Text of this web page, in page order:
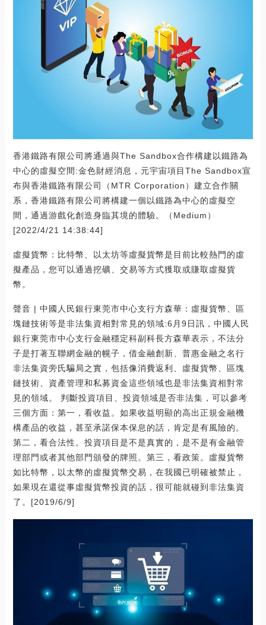
香港鐵路有限公司將通過與The Sandbox合作構建以鐵路為
中心的虛擬空間:金色財經消息，元宇宙項目The Sandbox宣
布與香港鐵路有限公司（MTR Corporation）建立合作關
系，香港鐵路有限公司將構建一個以鐵路為中心的虛擬空
間，通過游戲化創造身臨其境的體驗。（Medium）
[2022/4/21 14:38:44]
虛擬貨幣：比特幣、以太坊等虛擬貨幣是目前比較熱門的虛
擬產品，您可以通過挖礦、交易等方式獲取或賺取虛擬貨
幣。
聲音 | 中國人民銀行東莞市中心支行方森華：虛擬貨幣、區
塊鏈技術等是非法集資相對常見的領域:6月9日訊，中國人民
銀行東莞市中心支行金融穩定科副科長方森華表示，不法分
子是打著互聯網金融的幌子，借金融創新、普惠金融之名行
非法集資旁氏騙局之實，包括像消費返利、虛擬貨幣、區塊
鏈技術、資產管理和私募資金這些領域也是非法集資相對常
見的領域。 判斷投資項目、投資領域是否非法集，可以參考
三個方面：第一，看收益。如果收益明顯的高出正規金融機
構產品的收益，甚至承諾保本保息的話，肯定是有風險的。
第二，看合法性。投資項目是不是真實的，是不是有金融管
理部門或者其他部門頒發的牌照。第三，看政策。虛擬貨幣
如比特幣，以太幣的虛擬貨幣交易，在我國已明確被禁止，
如果現在還從事虛擬貨幣投資的話，很可能就碰到非法集資
了。[2019/6/9]